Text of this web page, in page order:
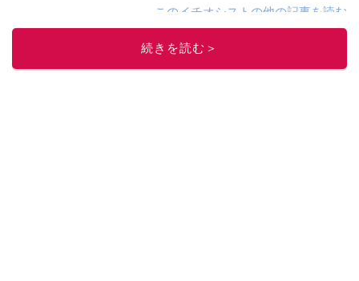
このイチオシストの他の記事を読む
続きを読む＞